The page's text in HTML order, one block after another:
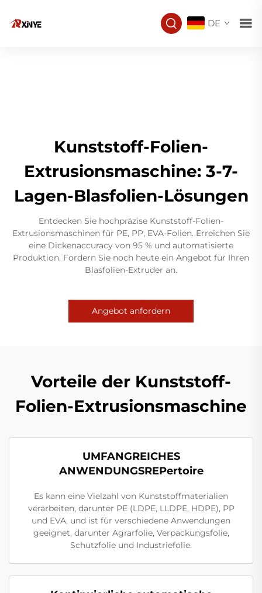
DE
Kunststoff-Folien-
Extrusionsmaschine: 3-7-
Lagen-Blasfolien-Lösungen
Entdecken Sie hochpräzise Kunststoff-Folien-
Extrusionsmaschinen für PE, PP, EVA-Folien. Erreichen Sie
eine Dickenaccuracy von 95 % und automatisierte
Produktion. Fordern Sie noch heute ein Angebot für Ihren
Blasfolien-Extruder an.
Angebot anfordern
Vorteile der Kunststoff-
Folien-Extrusionsmaschine
UMFANGREICHES
ANWENDUNGSREPertoire
Es kann eine Vielzahl von Kunststoffmaterialien
verarbeiten, darunter PE (LDPE, LLDPE, HDPE), PP
und EVA, und ist für verschiedene Anwendungen
geeignet, darunter Agrarfolie, Verpackungsfolie,
Schutzfolie und Industriefolie.